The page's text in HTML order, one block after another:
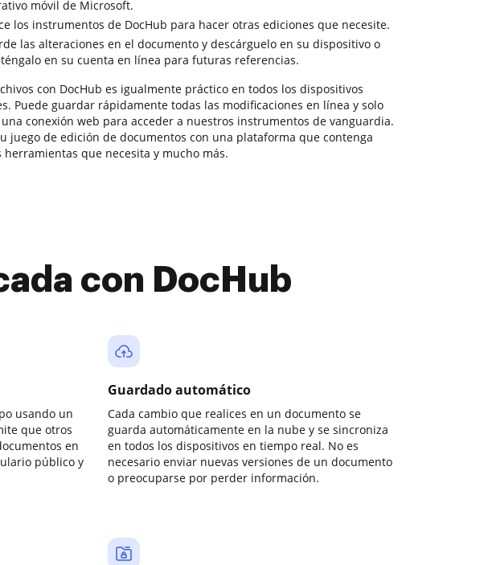
móvil de Microsoft.
los instrumentos de DocHub para hacer otras ediciones que necesite.
las alteraciones en el documento y descárguelo en su dispositivo o
en su cuenta en línea para futuras referencias.
con DocHub es igualmente práctico en todos los dispositivos
Puede guardar rápidamente todas las modificaciones en línea y solo
conexión web para acceder a nuestros instrumentos de vanguardia.
juego de edición de documentos con una plataforma que contenga
herramientas que necesita y mucho más.
con DocHub
usando un
que otros
en
público y
Guardado automático
Cada cambio que realices en un documento se
guarda automáticamente en la nube y se sincroniza
en todos los dispositivos en tiempo real. No es
necesario enviar nuevas versiones de un documento
o preocuparse por perder información.